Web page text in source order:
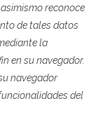
asimismo reconoce
de tales datos
la
en su navegador.
navegador
del